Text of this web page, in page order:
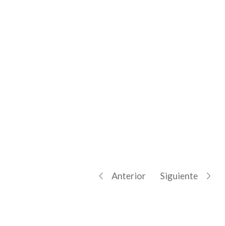
Anterior Siguiente